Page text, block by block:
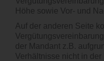
Höhe sowie Vor- und
Auf der anderen Seite
der Mandant z.B.
Verhältnisse nicht in